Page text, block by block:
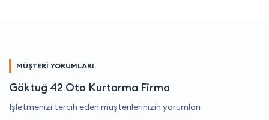
MÜŞTERİ YORUMLARI
Göktuğ 42 Oto Kurtarma Firma
İşletmenizi tercih eden müşterilerinizin yorumları